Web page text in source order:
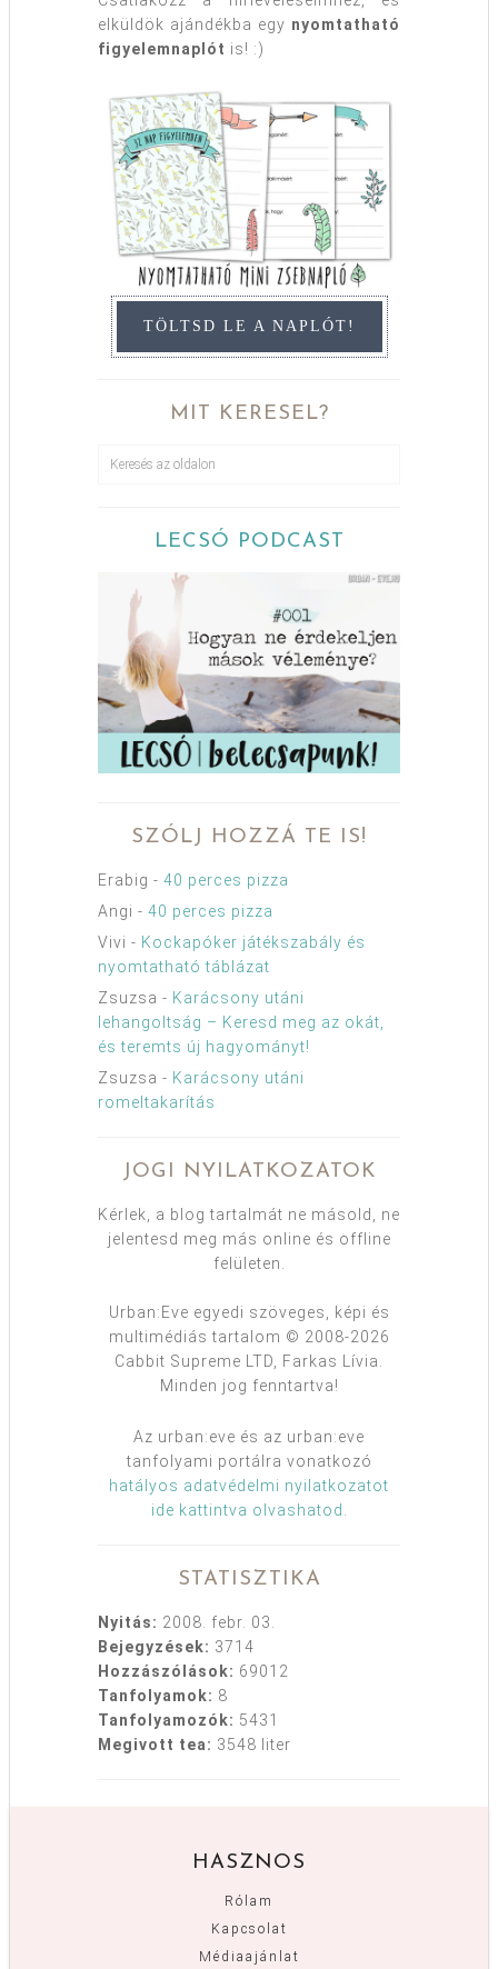
elküldök ajándékba egy nyomtatható
figyelemnaplót is! :)
TÖLTSD LE A NAPLÓT!
MIT KERESEL?
LECSÓ PODCAST
SZÓLJ HOZZÁ TE IS!
Erabig - 40 perces pizza
Angi - 40 perces pizza
Vivi - Kockapóker játékszabály és
nyomtatható táblázat
Zsuzsa - Karácsony utáni
lehangoltság – Keresd meg az okát,
és teremts új hagyományt!
Zsuzsa - Karácsony utáni
romeltakarítás
JOGI NYILATKOZATOK
Kérlek, a blog tartalmát ne másold, ne
jelentesd meg más online és offline
felületen.
Urban:Eve egyedi szöveges, képi és
multimédiás tartalom © 2008-2026
Cabbit Supreme LTD, Farkas Lívia.
Minden jog fenntartva!
Az urban:eve és az urban:eve
tanfolyami portálra vonatkozó
hatályos adatvédelmi nyilatkozatot
ide kattintva olvashatod
STATISZTIKA
Nyitás: 2008. febr. 03.
Bejegyzések: 3714
Hozzászólások: 69012
Tanfolyamok: 8
Tanfolyamozók: 5431
Megivott tea: 3548 liter
HASZNOS
Rólam
Kapcsolat
Médiaajánlat